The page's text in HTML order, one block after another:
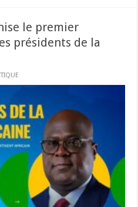
le premier
présidents de la